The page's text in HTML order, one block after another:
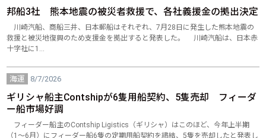
邦船3社 熊本地震の被災者救援で、各社義援金の拠出決定
川崎汽船、商船三井、日本郵船はそれぞれ、7月28日に発生した熊本地震の
救援と被災地復興のため支援金を拠出すると発表した。 川崎汽船は、日本赤
十字社に1…
海運 8/7/2026
ギリシャ船主Contshipが6隻用船契約、5隻売却 フィーダ
ー船市場好調
フィーダー船主のContship Ligistics（ギリシャ）はこのほど、今年上半期
（1～6月）にフィーダー船6隻の定期用船契約を締結、5隻を売却したと発表し